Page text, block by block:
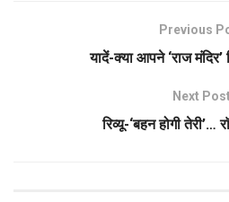
Previous
यादें-क्या आपने ‘राज
Next Post
रिव्यू-‘बहन होगी तेरी’…